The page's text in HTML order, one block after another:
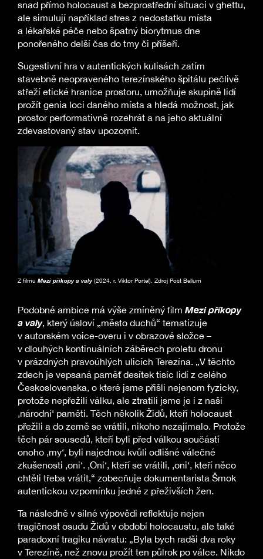
snad přímo holocaust a bezprostřední situaci v ghettu,
ale simulují například stres z nedostatku místa
a lékařské péče nebo špatný biorytmus dne
ponořeného delší čas do tmy či příšeří.
Sugestivní hra v autentických kulisách zatím
stavebně neopraveného terezínského špitálu pečlivě
střeží etické hranice prostoru, umožňuje skupině lidí
prožít genia loci daného místa a hledá možnost, jak
prostor performativně rozehrát a na jeho aktuální
zdevastovaný stav upozornit.
Z filmu Mezi příkopy a valy(2024, r. Viktor Portel). Zdroj Post Bellum
Podobné ambice má výše zmíněný film Mezi příkopy
a valy, který úsloví „město duchů“ tematizuje
v autorském voice-overu i v obrazové složce –
v dlouhých kontinuálních záběrech proletu dronu
v prázdných pravoúhlých ulicích Terezína. „V těchto
zdech je vepsaná paměť desítek tisíc lidí z celého
Československa, o které jsme přišli nejenom fyzicky,
protože nepřežili válku, ale ztratili jsme je i z naší
‚národní‘ paměti. Těch několik Židů, kteří holocaust
přežili a do země se vrátili, nikoho nezajímalo. Protože
těch pár sousedů, kteří byli před válkou součástí
onoho ‚my‘, byli najednou kvůli odlišné válečné
zkušenosti ‚oni‘. ‚Oni‘, kteří se vrátili, ‚oni‘, kteří něco
chtěli třeba vrátit,“ zobecňuje dokumentarista Šmok
autentickou vzpomínku jedné z přeživších žen.
Ta následně v silné výpovědi reflektuje nejen
tragičnost osudu Židů v období holocaustu, ale také
paradoxní tragiku návratu: „Byla bych radši dva roky
v Terezíně, než znovu prožít ten půlrok po válce. Nikdo